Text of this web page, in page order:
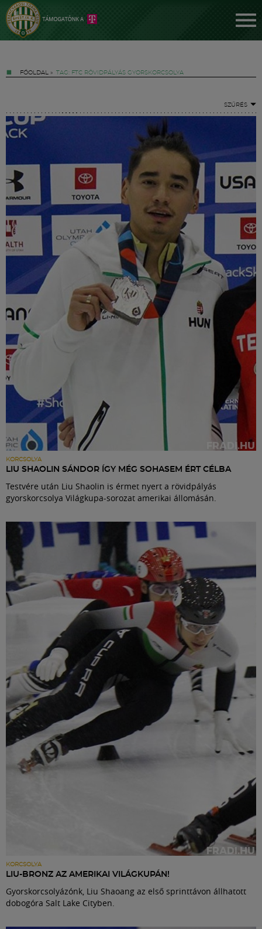
FŐOLDAL » TAG: FTC RÖVIDPÁLYÁS GYORSKORCSOLYA
SZŰRÉS
KORCSOLYA
LIU SHAOLIN SÁNDOR ÍGY MÉG SOHASEM ÉRT CÉLBA
Testvére után Liu Shaolin is érmet nyert a rövidpályás
gyorskorcsolya Világkupa-sorozat amerikai állomásán.
KORCSOLYA
LIU-BRONZ AZ AMERIKAI VILÁGKUPÁN!
Gyorskorcsolyázónk, Liu Shaoang az első sprinttávon állhatott
dobogóra Salt Lake Cityben.
FM YouTube +
Hírek
Labdarúgás
Szakosztályok
Meccscenter
Szolgáltatások
Shop
Közösség
Múzeum
English